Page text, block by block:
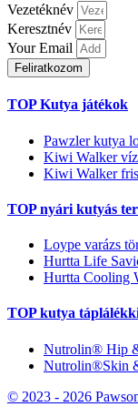
Vezetéknév
Keresztnév
Your Email
Feliratkozom
TOP Kutya játékok
Pawzler kutya
Kiwi Walker
Kiwi Walker
TOP nyári kutyás
Loype varázs
Hurtta Life
Hurtta Cooling
TOP kutya
Nutrolin® Hip
Nutrolin®Skin
© 2023 - 2026